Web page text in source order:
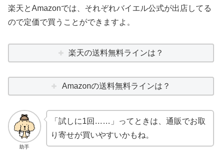
楽天とAmazonでは、それぞれバイエル公式が出店してる
ので定価で買うことができますよ。
楽天の送料無料ラインは？
Amazonの送料無料ラインは？
助手
「試しに1回……」ってときは、通販でお取
り寄せが買いやすいかもね。